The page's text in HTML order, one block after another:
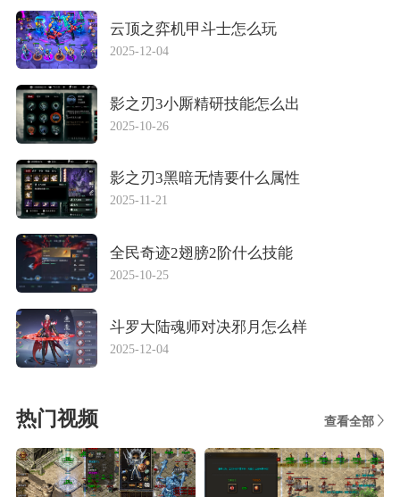
云顶之弈机甲斗士怎么玩
2025-12-04
影之刃3小厮精研技能怎么出
2025-10-26
影之刃3黑暗无情要什么属性
2025-11-21
全民奇迹2翅膀2阶什么技能
2025-10-25
斗罗大陆魂师对决邪月怎么样
2025-12-04
热门视频 查看全部